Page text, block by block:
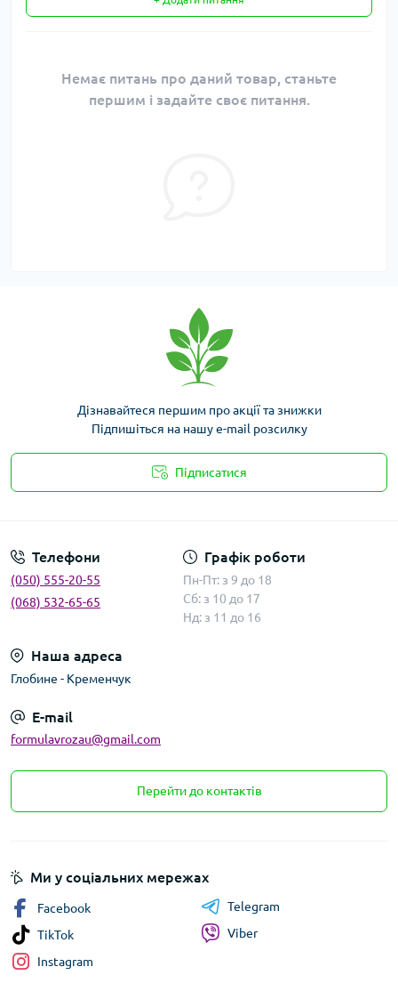
Немає питань про даний товар, станьте
першим і задайте своє питання.
Дізнавайтеся першим про акції та знижки
Підпишіться на нашу e-mail розсилку
Підписатися
Телефони
(050) 555-20-55
(068) 532-65-65
Графік роботи
Пн-Пт: з 9 до 18
Сб: з 10 до 17
Нд: з 11 до 16
Наша адреса
Глобине - Кременчук
E-mail
formulavrozau@gmail.com
Перейти до контактів
Ми у соціальних мережах
Facebook
TikTok
Instagram
Telegram
Viber